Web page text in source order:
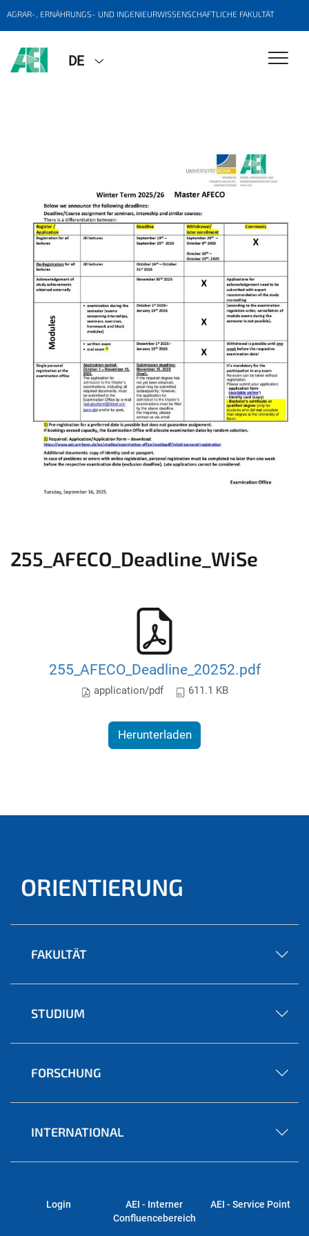
AGRAR-, ERNÄHRUNGS- UND INGENIEURWISSENSCHAFTLICHE FAKULTÄT
DE
255_AFECO_Deadline_WiSe
255_AFECO_Deadline_20252.pdf
application/pdf 611.1 KB
Herunterladen
ORIENTIERUNG
FAKULTÄT
STUDIUM
FORSCHUNG
INTERNATIONAL
Login
AEI - Interner
Confluencebereich
AEI - Service Point